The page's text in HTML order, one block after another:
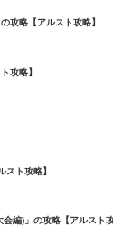
攻略【アルスト攻略】
攻略】
スト攻略】
編)」の攻略【アルスト攻